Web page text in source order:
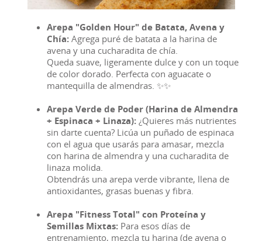
Arepa "Golden Hour" de Batata, Avena y
Chía: Agrega puré de batata a la harina de
avena y una cucharadita de chía.
Queda suave, ligeramente dulce y con un toque
de color dorado. Perfecta con aguacate o
mantequilla de almendras. ✨✨
Arepa Verde de Poder (Harina de Almendra
+ Espinaca + Linaza): ¿Quieres más nutrientes
sin darte cuenta? Licúa un puñado de espinaca
con el agua que usarás para amasar, mezcla
con harina de almendra y una cucharadita de
linaza molida.
Obtendrás una arepa verde vibrante, llena de
antioxidantes, grasas buenas y fibra.
Arepa "Fitness Total" con Proteína y
Semillas Mixtas: Para esos días de
entrenamiento, mezcla tu harina (de avena o